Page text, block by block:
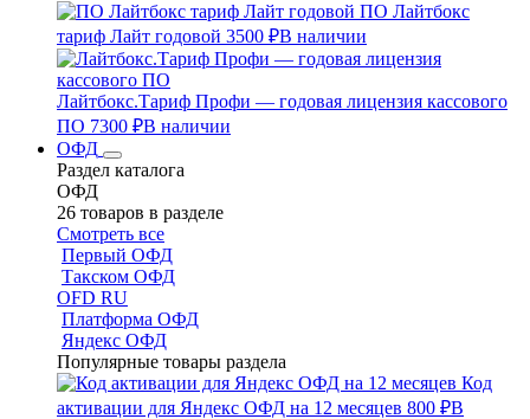
ПО Лайтбокс
тариф Лайт годовой 3500 ₽В наличии
Лайтбокс.Тариф Профи — годовая лицензия кассового
ПО 7300 ₽В наличии
ОФД
Раздел каталога
ОФД
26 товаров в разделе
Смотреть все
Первый ОФД
Такском ОФД
OFD RU
Платформа ОФД
Яндекс ОФД
Популярные товары раздела
Код
активации для Яндекс ОФД на 12 месяцев 800 ₽В